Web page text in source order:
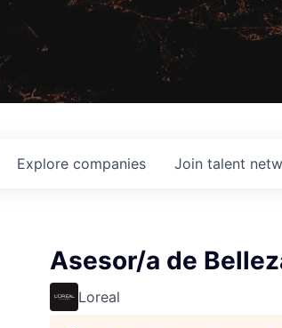
Explore companies Join talent
Asesor/a de
Loreal